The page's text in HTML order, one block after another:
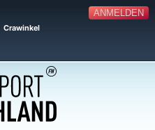
ANMELDEN
Crawinkel